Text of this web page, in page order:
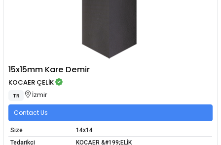
15x15mm Kare Demir
KOCAER ÇELİK
TR İzmir
Contact Us
Size
14x14
Tedarikçi
KOCAER &#199;ELİK